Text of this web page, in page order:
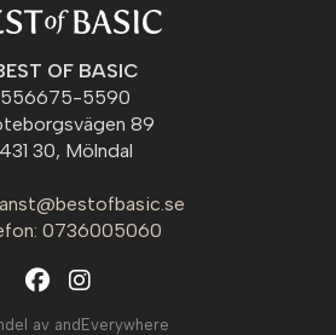
OF BASIC
556675-5590
89
431 30, Mölndal
0736005060
av andEverywhere